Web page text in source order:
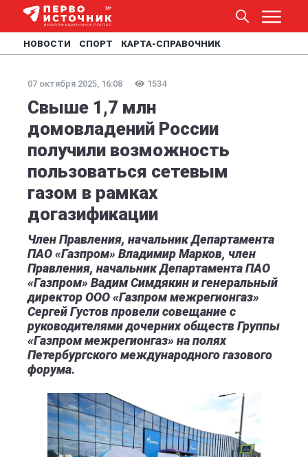
НОВОСТИ СПОРТ КАРТА-СПРАВОЧНИК
07 октября 2025, 16:08 1534
Свыше 1,7 млн
домовладений России
получили возможность
пользоваться сетевым
газом в рамках
догазификации
Член Правления, начальник Департамента
ПАО «Газпром» Владимир Марков, член
Правления, начальник Департамента ПАО
«Газпром» Вадим Симдякин и генеральный
директор ООО «Газпром межрегионгаз»
Сергей Густов провели совещание с
руководителями дочерних обществ Группы
«Газпром межрегионгаз» на полях
Петербургского международного газового
форума.